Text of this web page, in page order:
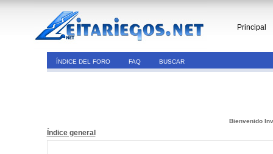
Principal
ÍNDICE DEL FORO FAQ BUSCAR
Bienvenido
Índice general